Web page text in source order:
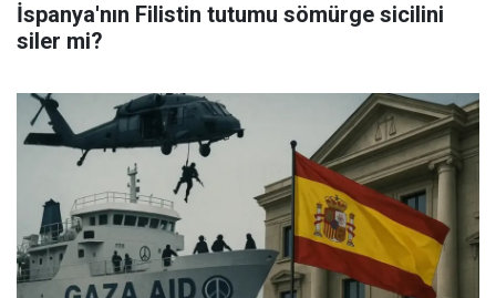
İspanya'nın Filistin tutumu sömürge sicilini
siler mi?